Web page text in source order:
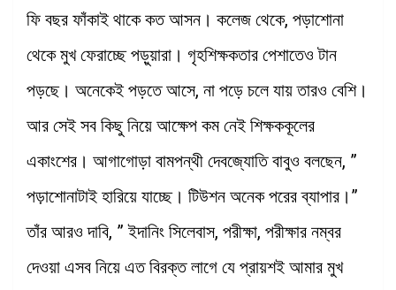
ফি বছর ফাঁকাই থাকে কত আসন। কলেজ থেকে, পড়াশোনা
থেকে মুখ ফেরাচ্ছে পড়ুয়ারা। গৃহশিক্ষকতার পেশাতেও টান
পড়ছে। অনেকেই পড়তে আসে, না পড়ে চলে যায় তারও বেশি।
আর সেই সব কিছু নিয়ে আক্ষেপ কম নেই শিক্ষককূলের
একাংশের। আগাগোড়া বামপন্থী দেবজ্যোতি বাবুও বলছেন, ”
পড়াশোনাটাই হারিয়ে যাচ্ছে। টিউশন অনেক পরের ব্যাপার।”
তাঁর আরও দাবি, ” ইদানিং সিলেবাস, পরীক্ষা, পরীক্ষার নম্বর
দেওয়া এসব নিয়ে এত বিরক্ত লাগে যে প্রায়শই আমার মুখ